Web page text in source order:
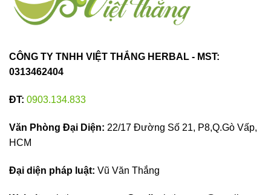
CÔNG TY TNHH VIỆT THẮNG HERBAL - MST:
0313462404
ĐT: 0903.134.833
Văn Phòng Đại Diện: 22/17 Đường Số 21, P8,Q.Gò Vấp,
HCM
Đại diện pháp luật: Vũ Văn Thắng